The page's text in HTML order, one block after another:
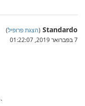
Standardo
(הצגת פרופיל)
7 בפברואר 2019, 01:22:07